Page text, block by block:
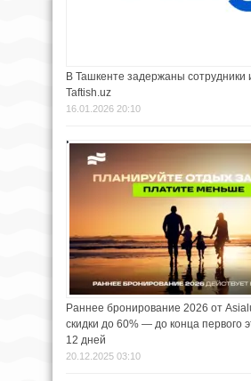
В Ташкенте задержаны сотрудники
Taftish.uz
16.01.2026 20:10
Раннее бронирование 2026 от
скидки до 60% — до конца первого
12 дней
20.12.2025 03:10